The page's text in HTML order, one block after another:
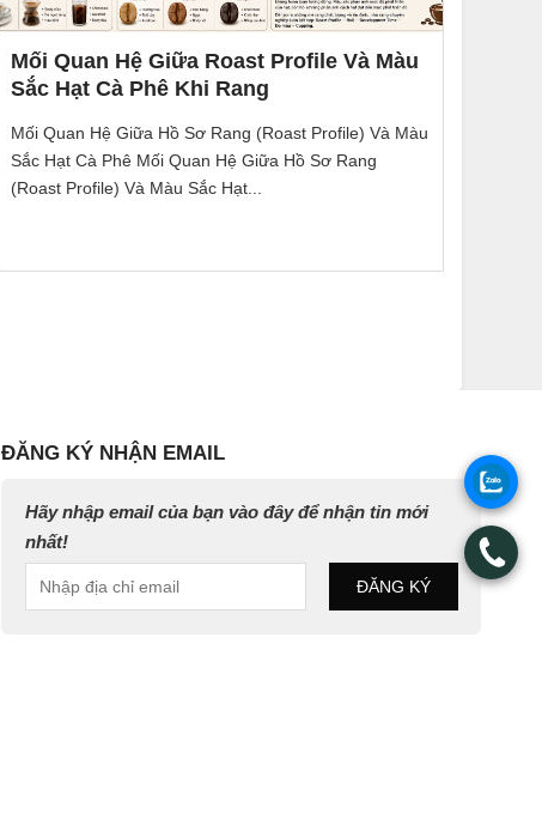
Mối Quan Hệ Giữa Roast Profile Và Màu
Sắc Hạt Cà Phê Khi Rang
Mối Quan Hệ Giữa Hồ Sơ Rang (Roast Profile) Và Màu
Sắc Hạt Cà Phê Mối Quan Hệ Giữa Hồ Sơ Rang
(Roast Profile) Và Màu Sắc Hạt...
ĐĂNG KÝ NHẬN EMAIL
Hãy nhập email của bạn vào đây để nhận tin mới
nhất!
.
.